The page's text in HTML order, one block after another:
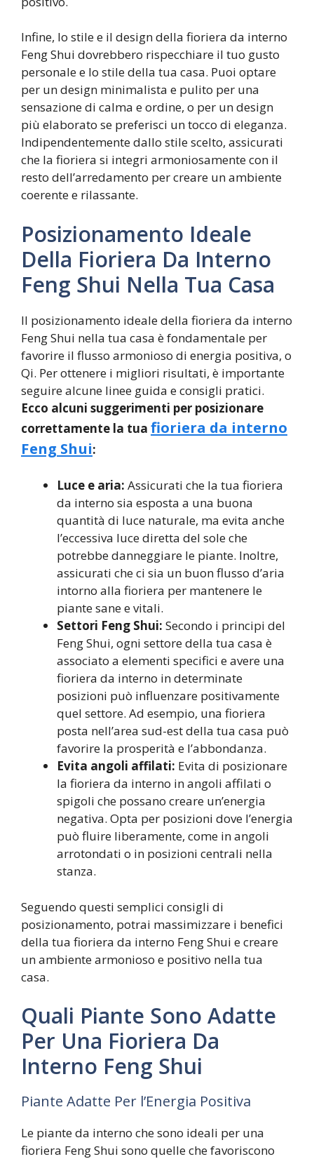
Infine, lo stile e il design della fioriera da interno
Feng Shui dovrebbero rispecchiare il tuo gusto
personale e lo stile della tua casa. Puoi optare
per un design minimalista e pulito per una
sensazione di calma e ordine, o per un design
più elaborato se preferisci un tocco di eleganza.
Indipendentemente dallo stile scelto, assicurati
che la fioriera si integri armoniosamente con il
resto dell’arredamento per creare un ambiente
coerente e rilassante.
Posizionamento Ideale
Della Fioriera Da Interno
Feng Shui Nella Tua Casa
Il posizionamento ideale della fioriera da interno
Feng Shui nella tua casa è fondamentale per
favorire il flusso armonioso di energia positiva, o
Qi. Per ottenere i migliori risultati, è importante
seguire alcune linee guida e consigli pratici.
Ecco alcuni suggerimenti per posizionare
correttamente la tua fioriera da interno
Feng Shui:
Luce e aria: Assicurati che la tua fioriera
da interno sia esposta a una buona
quantità di luce naturale, ma evita anche
l’eccessiva luce diretta del sole che
potrebbe danneggiare le piante. Inoltre,
assicurati che ci sia un buon flusso d’aria
intorno alla fioriera per mantenere le
piante sane e vitali.
Settori Feng Shui: Secondo i principi del
Feng Shui, ogni settore della tua casa è
associato a elementi specifici e avere una
fioriera da interno in determinate
posizioni può influenzare positivamente
quel settore. Ad esempio, una fioriera
posta nell’area sud-est della tua casa può
favorire la prosperità e l’abbondanza.
Evita angoli affilati: Evita di posizionare
la fioriera da interno in angoli affilati o
spigoli che possano creare un’energia
negativa. Opta per posizioni dove l’energia
può fluire liberamente, come in angoli
arrotondati o in posizioni centrali nella
stanza.
Seguendo questi semplici consigli di
posizionamento, potrai massimizzare i benefici
della tua fioriera da interno Feng Shui e creare
un ambiente armonioso e positivo nella tua
casa.
Quali Piante Sono Adatte
Per Una Fioriera Da
Interno Feng Shui
Piante Adatte Per l’Energia Positiva
Le piante da interno che sono ideali per una
fioriera Feng Shui sono quelle che favoriscono